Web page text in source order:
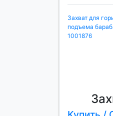
Захват для
подъема
1001876